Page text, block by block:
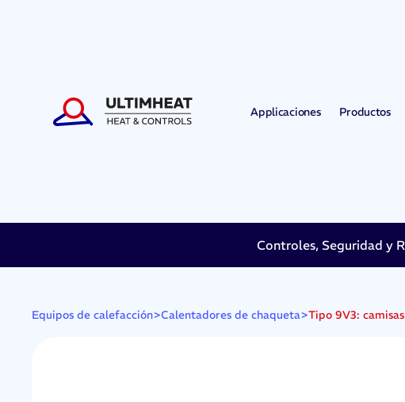
Applicaciones Productos
Controles, Seguridad y
Equipos de calefacción>Calentadores de chaqueta>Tipo 9V3: